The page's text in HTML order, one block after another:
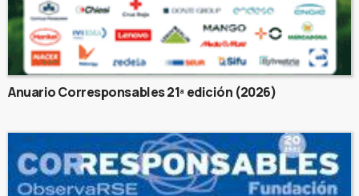
Anuario Corresponsables 21ª edición (2026)